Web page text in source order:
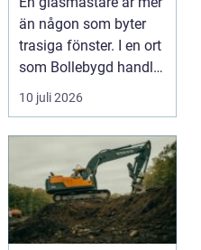
glaslösningar
än någon som byter
trasiga fönster. I en ort
som Bollebygd handlar
yrket lika ...
10 juli 2026